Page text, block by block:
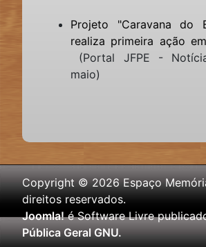
Projeto "Caravana do
realiza primeira ação
(Portal JFPE -
maio)
Copyright © 2026 Espaço
direitos reservados.
Joomla!é Software Livre
Pública Geral GNU.